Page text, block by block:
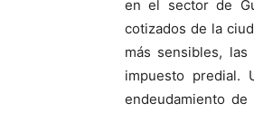
en el sector de
cotizados de la
más sensibles,
impuesto predial.
endeudamiento